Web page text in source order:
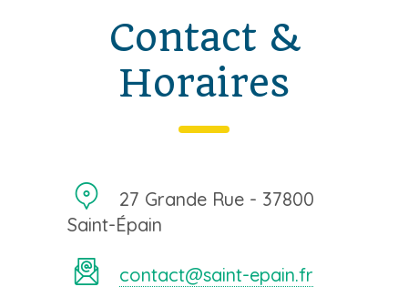
Contact &
Horaires
27 Grande Rue - 37800
Saint-Épain
contact@saint-epain.fr